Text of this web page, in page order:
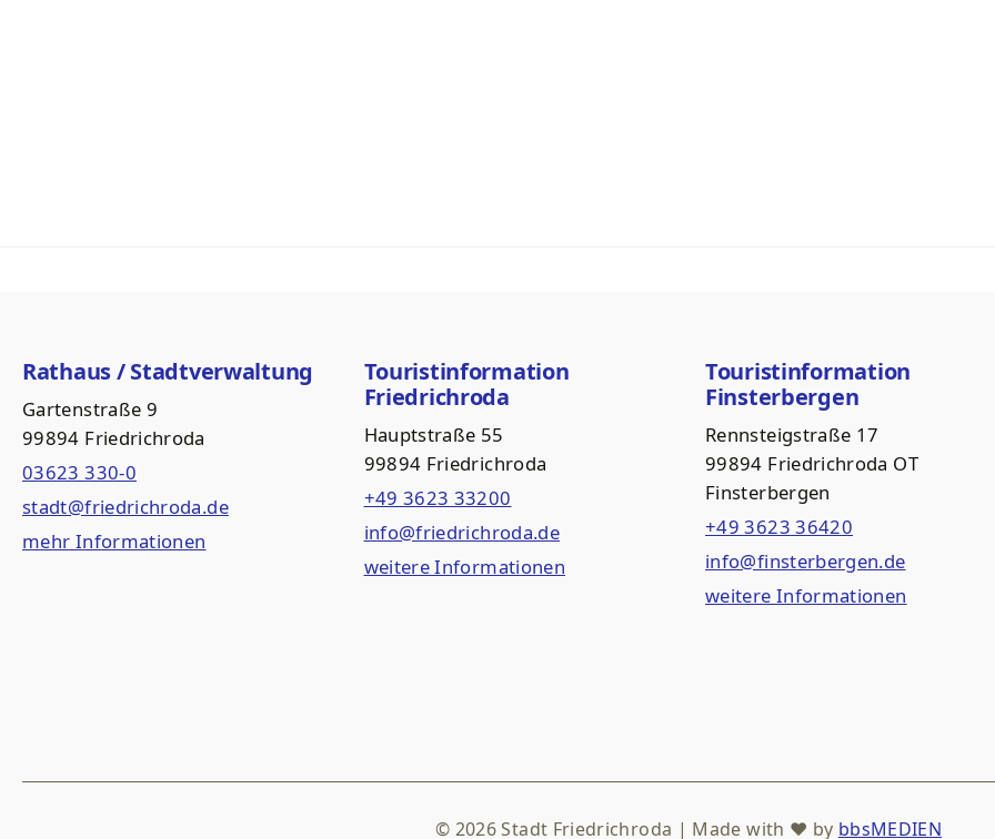
Rathaus / Stadtverwaltung
Gartenstraße 9
99894 Friedrichroda
03623 330-0
stadt@friedrichroda.de
mehr Informationen
Touristinformation
Friedrichroda
Hauptstraße 55
99894 Friedrichroda
+49 3623 33200
info@friedrichroda.de
weitere Informationen
Touristinformation
Finsterbergen
Rennsteigstraße 17
99894 Friedrichroda OT
Finsterbergen
+49 3623 36420
info@finsterbergen.de
weitere Informationen
© 2026 Stadt Friedrichroda | Made with ♥ by bbsMEDIEN